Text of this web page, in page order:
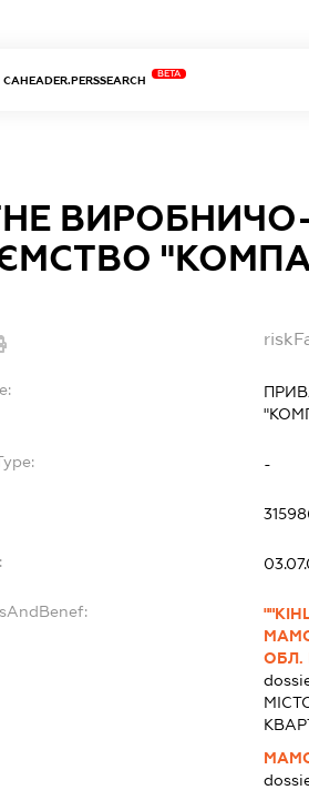
CAHEADER.PERSSEARCH
BETA
-
ОБЛ.